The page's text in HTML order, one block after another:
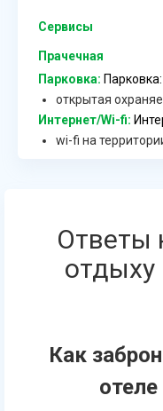
Сервисы
Прачечная
Парковка: Парковка:
открытая
Интернет/Wi-fi:
wi-fi на
Ответы
отдыху
Как